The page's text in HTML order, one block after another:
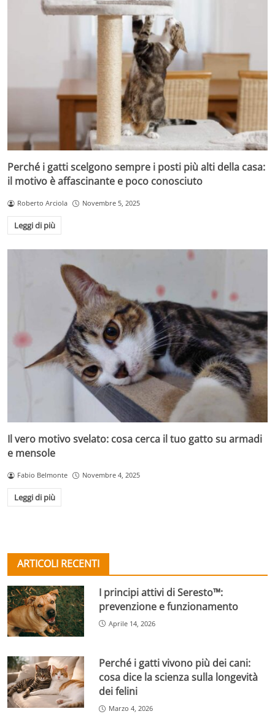
Perché i gatti scelgono sempre i posti più alti della casa:
il motivo è affascinante e poco conosciuto
Roberto Arciola Novembre 5, 2025
Leggi di più
Il vero motivo svelato: cosa cerca il tuo gatto su armadi
e mensole
Fabio Belmonte Novembre 4, 2025
Leggi di più
ARTICOLI RECENTI
I principi attivi di Seresto™:
prevenzione e funzionamento
Aprile 14, 2026
Perché i gatti vivono più dei cani:
cosa dice la scienza sulla longevità
dei felini
Marzo 4, 2026